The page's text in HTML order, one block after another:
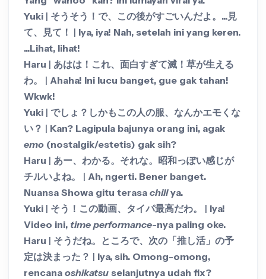
Yuki | そうそう！で、この後がすごいんだよ。...見
て、見て！ | Iya, iya! Nah, setelah ini yang keren.
...Lihat, lihat!
Haru | あはは！これ、面白すぎて滅！草が生える
わ。
| Ahaha! Ini lucu banget, gue gak tahan!
Wkwk!
Yuki | でしょ？しかもこの人の服、なんかエモくな
い？ | Kan? Lagipula bajunya orang ini, agak
emo (nostalgik/estetis) gak sih?
Haru | あー、わかる。それな。昭和っぽい感じが
チルいよね。
| Ah, ngerti. Bener banget.
Nuansa Showa gitu terasa chillya.
Yuki | そう！この動画、タイパ最高だわ。 | Iya!
Video ini, time performance-nya paling oke.
Haru | そうだね。ところで、次の「推し活」の予
定は決まった？ | Iya, sih. Omong-omong,
rencana oshikatsu selanjutnya udah fix?